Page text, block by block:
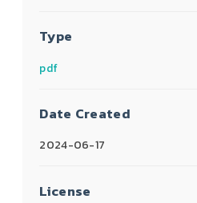
Type
pdf
Date Created
2024-06-17
License